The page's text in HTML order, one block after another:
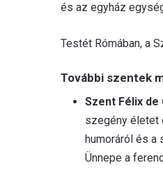
és az egyház
Testét Rómában, a
További szentek
Szent Félix de
szegény életet
humoráról és a
Ünnepe a